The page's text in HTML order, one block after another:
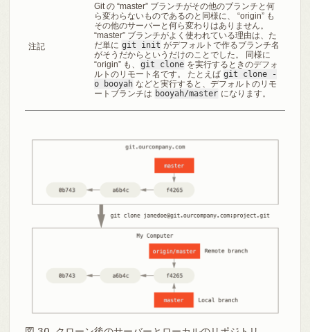
注記
Git の “master” ブランチがその他のブランチと何
ら変わらないものであるのと同様に、 “origin” も
その他のサーバーと何ら変わりはありません。
“master” ブランチがよく使われている理由は、た
だ単に git init がデフォルトで作るブランチ名
がそうだからというだけのことでした。 同様に
“origin” も、 git clone を実行するときのデフォ
ルトのリモート名です。 たとえば git clone -
o booyah などと実行すると、デフォルトのリモ
ートブランチは booyah/master になります。